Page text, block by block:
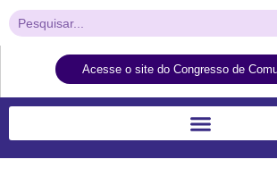
Acesse o site do Congresso de